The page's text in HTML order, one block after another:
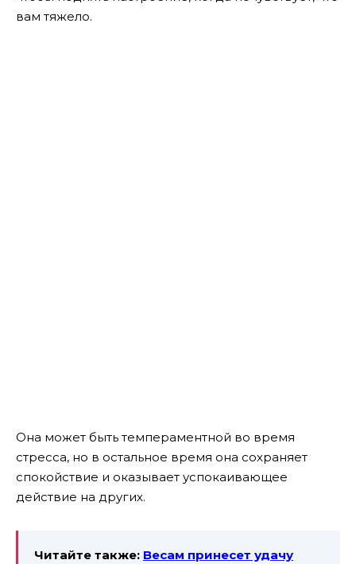
вам тяжело.
Она может быть темпераментной во время
стресса, но в остальное время она сохраняет
спокойствие и оказывает успокаивающее
действие на других.
Читайте также: Весам принесет удачу